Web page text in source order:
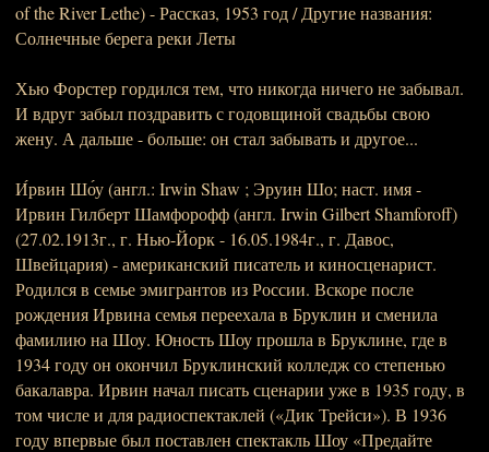
of the River Lethe) - Рассказ, 1953 год / Другие названия:
Солнечные берега реки Леты
Хью Форстер гордился тем, что никогда ничего не забывал.
И вдруг забыл поздравить с годовщиной свадьбы свою
жену. А дальше - больше: он стал забывать и другое...
И́рвин Шо́у (англ.: Irwin Shaw ; Эруин Шо; наст. имя -
Ирвин Гилберт Шамфорофф (англ. Irwin Gilbert Shamforoff)
(27.02.1913г., г. Нью-Йорк - 16.05.1984г., г. Давос,
Швейцария) - американский писатель и киносценарист.
Родился в семье эмигрантов из России. Вскоре после
рождения Ирвина семья переехала в Бруклин и сменила
фамилию на Шоу. Юность Шоу прошла в Бруклине, где в
1934 году он окончил Бруклинский колледж со степенью
бакалавра. Ирвин начал писать сценарии уже в 1935 году, в
том числе и для радиоспектаклей («Дик Трейси»). В 1936
году впервые был поставлен спектакль Шоу «Предайте